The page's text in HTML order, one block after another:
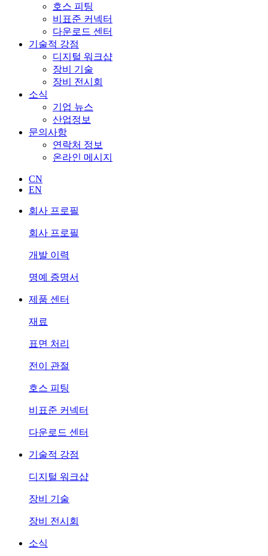
호스 피팅
비표준 커넥터
다운로드 센터
기술적 강점
디지털 워크샵
장비 기술
장비 전시회
소식
기업 뉴스
산업정보
문의사항
연락처 정보
온라인 메시지
CN
EN
회사 프로필
회사 프로필
개발 이력
명예 증명서
제품 센터
재료
표면 처리
전이 관절
호스 피팅
비표준 커넥터
다운로드 센터
기술적 강점
디지털 워크샵
장비 기술
장비 전시회
소식